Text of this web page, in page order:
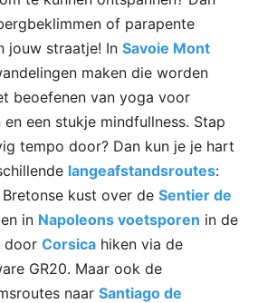
of parapente
jouw straatje! In Savoie Mont
maken die worden
beoefenen van yoga voor
een stukje mindfullness. Stap
tempo door? Dan kun je je hart
langeafstandsroutes:
kust over de Sentier de
in Napoleons voetsporen in de
door Corsica hiken via de
GR20. Maar ook de
naar Santiago de